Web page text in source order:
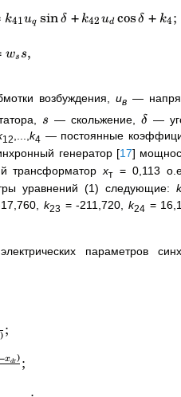
k41uq sinδ + k42ud cos δ + k4;
ws s,
возбуждения, uв —
s — скольжение, δ —
12 ,...,k4 — постоянные
генератор [17]
трансформаторxт = 0,113
уравнений (1) следующие: k
k23 = -211,720,k24 =
параметров
);
−xdг);